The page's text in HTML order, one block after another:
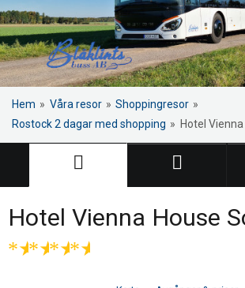
Hem » Våra resor » Shoppingresor »
Rostock 2 dagar med shopping » Hotel
Hotel Vienna House
★★★★